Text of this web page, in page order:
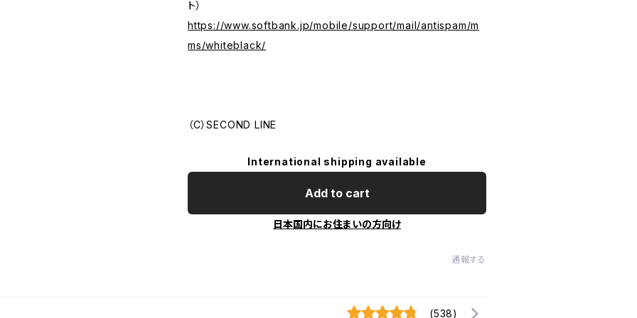
ト）
https://www.softbank.jp/mobile/support/mail/antispam/m
ms/whiteblack/
（C）SECOND LINE
International shipping available
Add to cart
日本国内にお住まいの方向け
通報する
(538)